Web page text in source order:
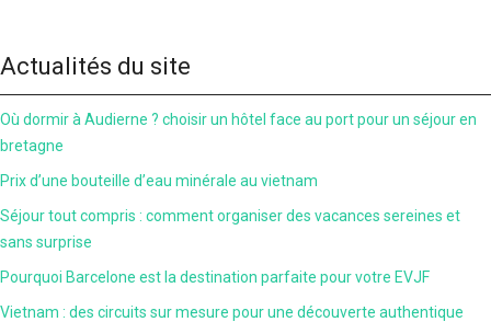
Actualités du site
Où dormir à Audierne ? choisir un hôtel face au port pour un séjour en
bretagne
Prix d’une bouteille d’eau minérale au vietnam
Séjour tout compris : comment organiser des vacances sereines et
sans surprise
Pourquoi Barcelone est la destination parfaite pour votre EVJF
Vietnam : des circuits sur mesure pour une découverte authentique